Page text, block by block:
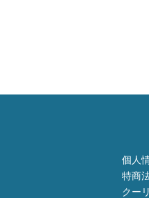
個人
特商
クー